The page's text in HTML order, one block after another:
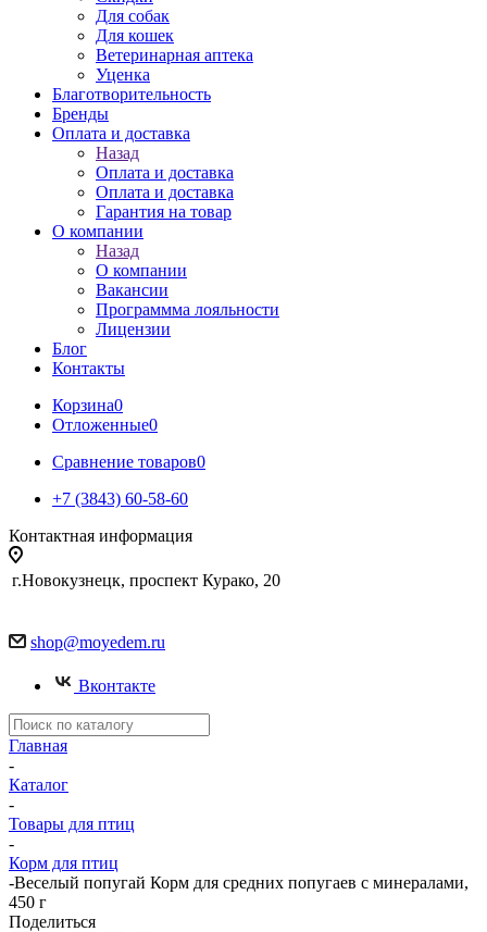
Для собак
Для кошек
Ветеринарная аптека
Уценка
Благотворительность
Бренды
Оплата и доставка
Назад
Оплата и доставка
Оплата и доставка
Гарантия на товар
О компании
Назад
О компании
Вакансии
Программма лояльности
Лицензии
Блог
Контакты
Корзина0
Отложенные0
Сравнение товаров0
+7 (3843) 60-58-60
Контактная информация
г.Новокузнецк, проспект Курако, 20
shop@moyedem.ru
Вконтакте
Главная
-
Каталог
-
Товары для птиц
-
Корм для птиц
-Веселый попугай Корм для средних попугаев с минералами,
450 г
Поделиться